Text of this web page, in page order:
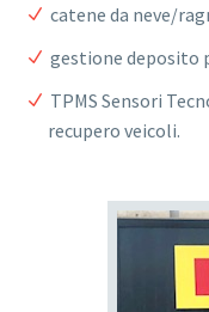
catene da neve/
gestione deposito
TPMS Sensori
recupero veicoli.